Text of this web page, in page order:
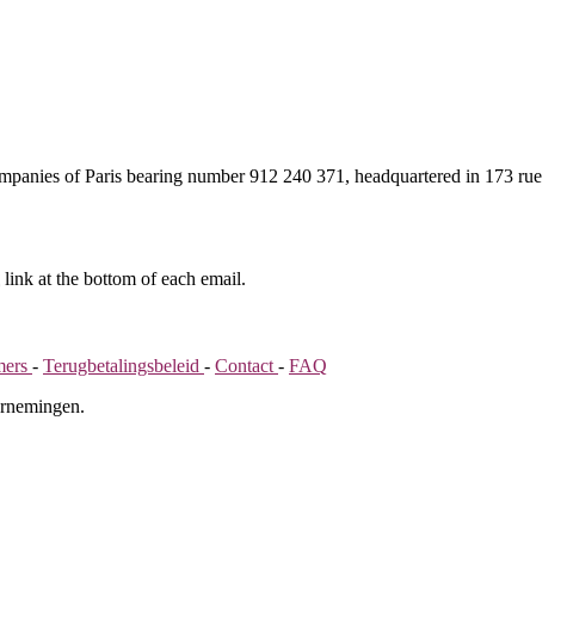
of Paris bearing number 912 240 371, headquartered in 173 rue
at the bottom of each email.
- Terugbetalingsbeleid - Contact - FAQ